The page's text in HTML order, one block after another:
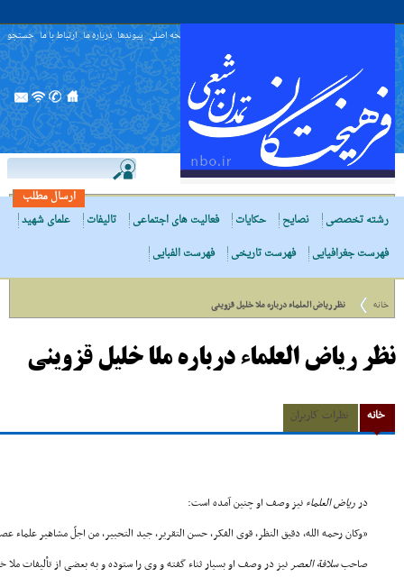
صفحه اصلی پیوندها درباره ما ارتباط با ما جستجو
ارسال مطلب
رشته تخصصی
نصایح حکایات فعالیت های اجتماعی تالیفات
علمای شهید
فهرست جغرافیایی
فهرست تاریخی فهرست الفبایی
خانه نظر ریاض العلماء درباره ملا خلیل قزوینی
نظر ریاض العلماء درباره ملا خلیل قزوینی
خانه نظرات کاربران
درریاض العلماء نیز وصف او چنین آمده است:
«وکان رحمه الله، دقیق النظر، قوی الفکر، حسن التقریر، جید التحبیر، من اجلّ مشاهیر علماء
صاحبسلافة العصرنیز در وصف او بسیار ثناء گفته و وی را ستوده و به بعضی از تألیفات ملا